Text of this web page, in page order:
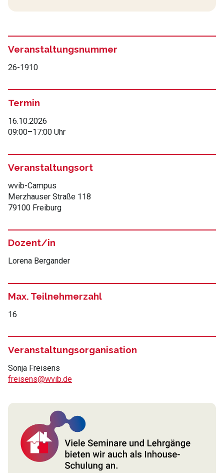
Veranstaltungsnummer
26-1910
Termin
16.10.2026
09:00–17:00 Uhr
Veranstaltungsort
wvib-Campus
Merzhauser Straße 118
79100 Freiburg
Dozent/in
Lorena Bergander
Max. Teilnehmerzahl
16
Veranstaltungsorganisation
Sonja Freisens
freisens@wvib.de